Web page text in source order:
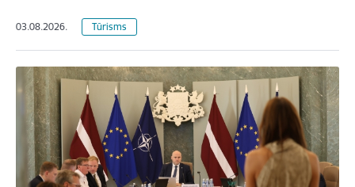
03.08.2026. Tūrisms